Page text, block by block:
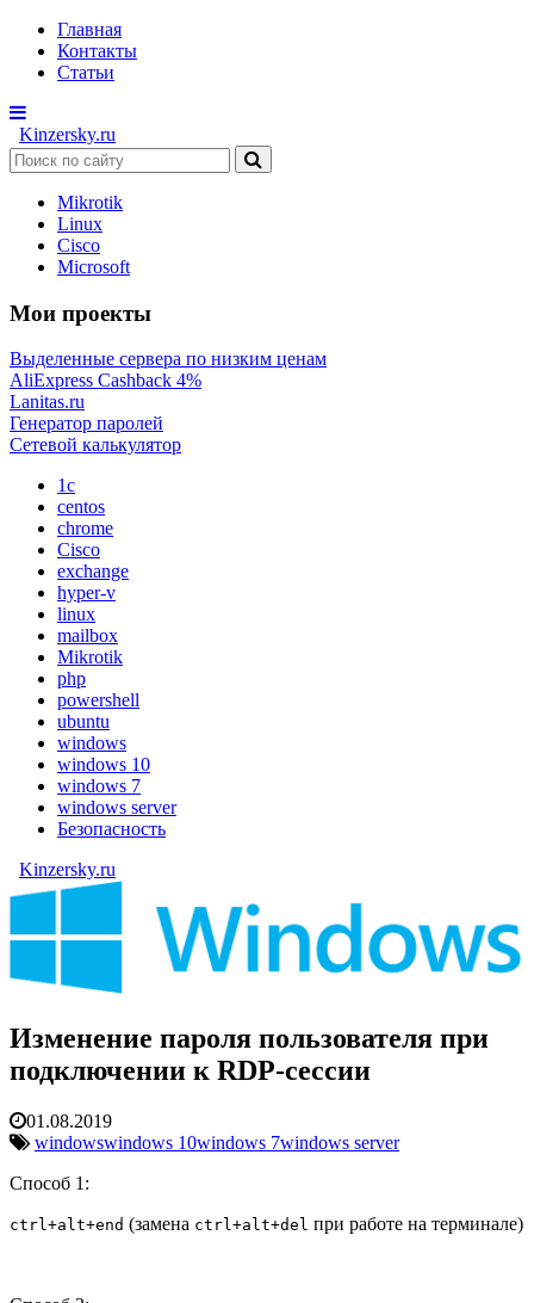
Главная
Контакты
Статьи
Kinzersky.ru
Mikrotik
Linux
Cisco
Microsoft
Мои проекты
Выделенные сервера по низким ценам
AliExpress Cashback 4%
Lanitas.ru
Генератор паролей
Сетевой калькулятор
1c
centos
chrome
Cisco
exchange
hyper-v
linux
mailbox
Mikrotik
php
powershell
ubuntu
windows
windows 10
windows 7
windows server
Безопасность
Kinzersky.ru
Изменение пароля пользователя при
подключении к RDP-сессии
01.08.2019
windowswindows 10windows 7windows server
Способ 1:
ctrl+alt+end (замена ctrl+alt+del при работе на терминале)